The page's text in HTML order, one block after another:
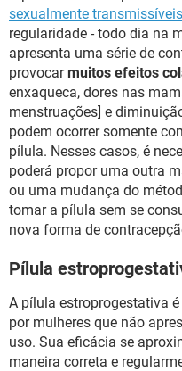
sexualmente transmissíveis
regularidade - todo dia na
apresenta uma série de
provocarmuitos efeitos
enxaqueca, dores nas
menstruações] e
podem ocorrer somente
pílula. Nesses casos, é
poderá propor uma outra
ou uma mudança do
tomar a pílula sem se
nova forma de
Pílula
A pílula estroprogestativa
por mulheres que não
uso. Sua eficácia se
maneira correta e